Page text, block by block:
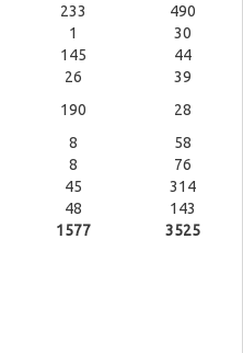
233
490
1
30
145
44
26
39
190
28
8
58
8
76
45
314
48
143
1577 3525